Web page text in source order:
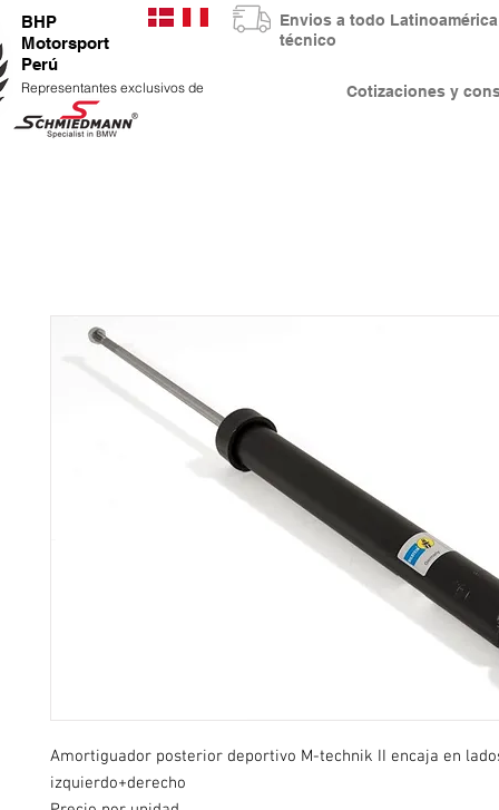
BHP
Motorsport
Perú
Representantes exclusivos de Cotizaciones y
Envios a todo
técnico
Amortiguador posterior deportivo M-technik II encaja en
izquierdo+derecho